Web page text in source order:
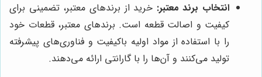
انتخاب برند معتبر: خرید از برندهای معتبر، تضمینی برای
کیفیت و اصالت قطعه است. برندهای معتبر، قطعات خود
را با استفاده از مواد اولیه باکیفیت و فناوری‌های پیشرفته
تولید می‌کنند و آن‌ها را با گارانتی ارائه می‌دهند.